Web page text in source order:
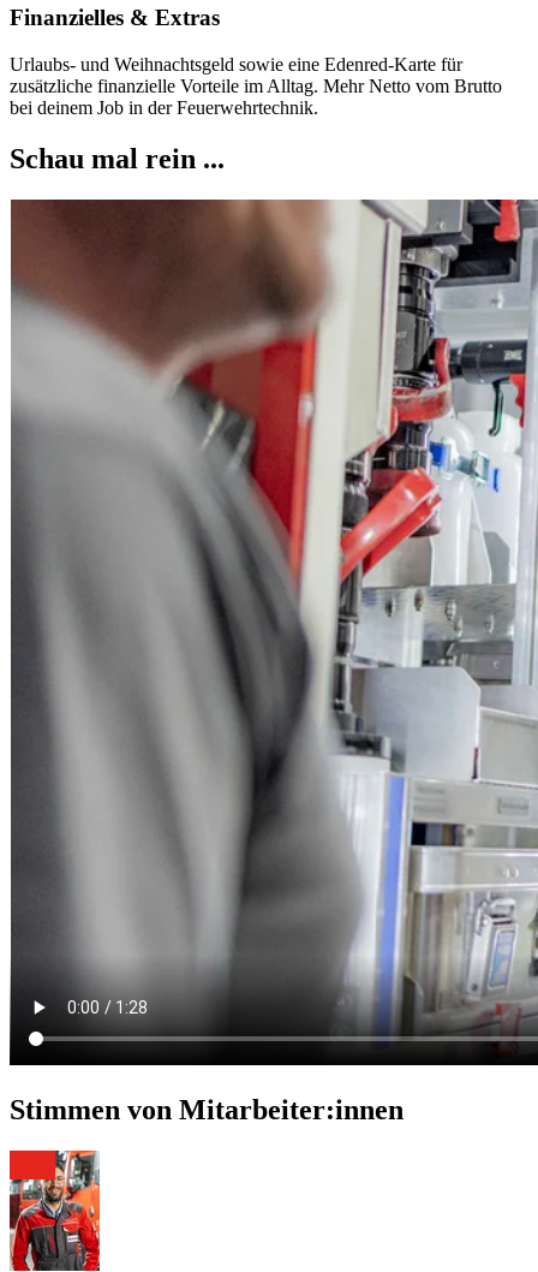
Finanzielles & Extras
Urlaubs- und Weihnachtsgeld sowie eine Edenred-Karte für
zusätzliche finanzielle Vorteile im Alltag. Mehr Netto vom Brutto
bei deinem Job in der Feuerwehrtechnik.
Schau mal rein ...
Stimmen von Mitarbeiter:innen